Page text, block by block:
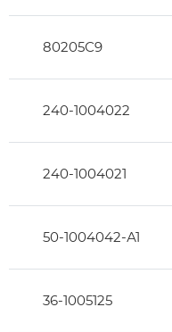
80205С9
240-1004022
240-1004021
50-1004042-А1
36-1005125